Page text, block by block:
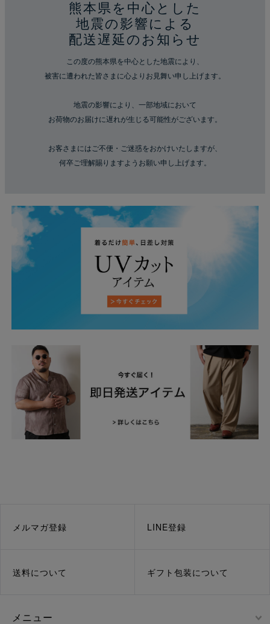
熊本県を中心とした
地震の影響による
配送遅延のお知らせ
この度の熊本県を中心とした地震により、
被害に遭われた皆さまに心よりお見舞い申し上げます。
地震の影響により、一部地域において
お荷物のお届けに遅れが生じる可能性がございます。
お客さまにはご不便・ご迷惑をおかけいたしますが、
何卒ご理解賜りますようお願い申し上げます。
メルマガ登録 LINE登録
送料について ギフト包装について
メニュー